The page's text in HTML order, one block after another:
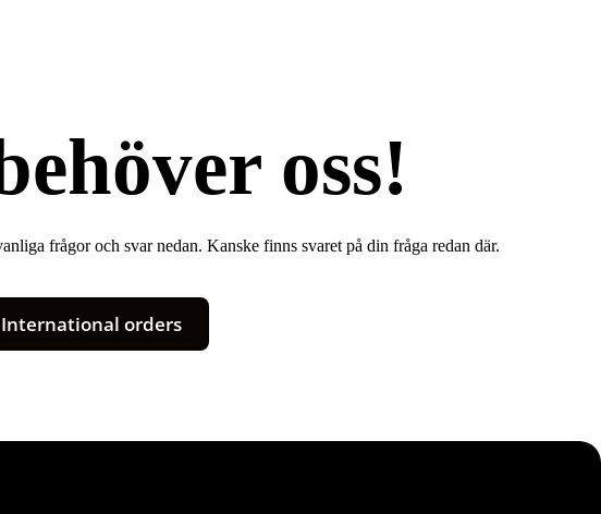
oss!
frågor och svar nedan. Kanske finns svaret på din fråga redan där.
International orders